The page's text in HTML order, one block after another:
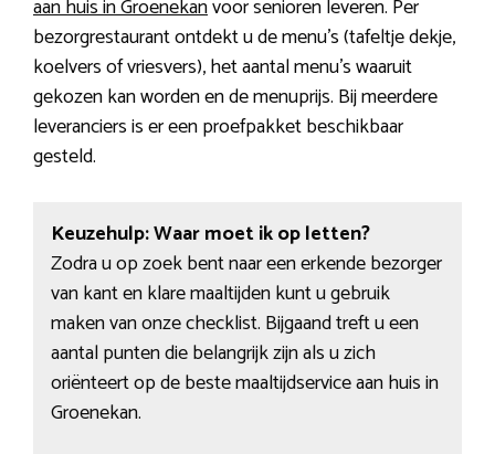
aan huis in Groenekanvoor senioren leveren. Per
bezorgrestaurant ontdekt u de menu’s (tafeltje dekje,
koelvers of vriesvers), het aantal menu’s waaruit
gekozen kan worden en de menuprijs. Bij meerdere
leveranciers is er een proefpakket beschikbaar
gesteld.
Keuzehulp: Waar moet ik op letten?
Zodra u op zoek bent naar een erkende bezorger
van kant en klare maaltijden kunt u gebruik
maken van onze checklist. Bijgaand treft u een
aantal punten die belangrijk zijn als u zich
oriënteert op de beste maaltijdservice aan huis in
Groenekan.